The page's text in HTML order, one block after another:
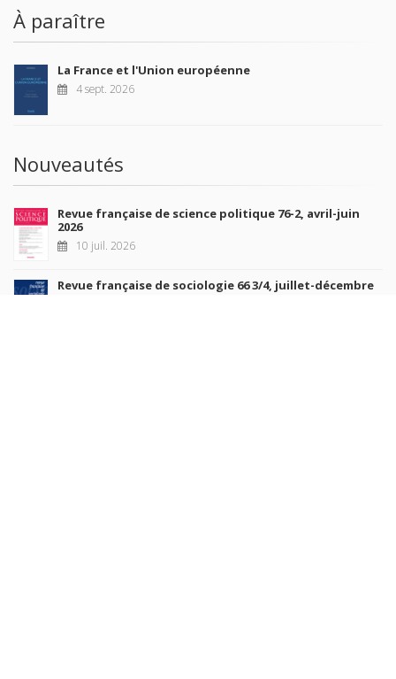
À paraître
La France et l'Union européenne
4 sept. 2026
Nouveautés
Revue française de science politique 76-2, avril-juin
2026
10 juil. 2026
Revue française de sociologie 66 3/4, juillet-décembre